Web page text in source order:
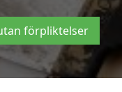
förpliktelser